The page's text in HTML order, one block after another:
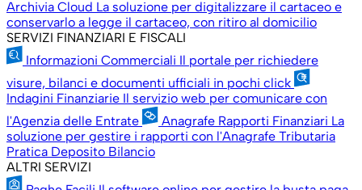
Archivia Cloud La soluzione per digitalizzare il cartaceo e
conservarlo a legge il cartaceo, con ritiro al domicilio
SERVIZI FINANZIARI E FISCALI
Informazioni Commerciali Il portale per richiedere
visure, bilanci e documenti ufficiali in pochi click
Indagini Finanziarie Il servizio web per comunicare con
l'Agenzia delle Entrate
Anagrafe Rapporti Finanziari La
soluzione per gestire i rapporti con l'Anagrafe Tributaria
Pratica Deposito Bilancio
ALTRI SERVIZI